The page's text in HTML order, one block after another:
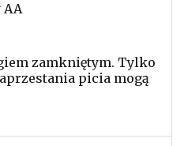
zamkniętym. Tylko
picia mogą